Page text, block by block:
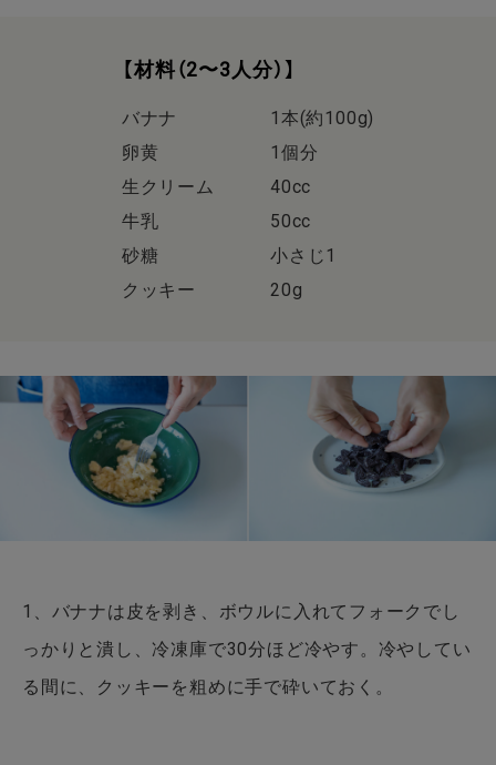
【材料（2〜3人分）】
バナナ 1本(約100g)
卵黄 1個分
生クリーム 40cc
牛乳 50cc
砂糖 小さじ1
クッキー 20g
1、バナナは皮を剥き、ボウルに入れてフォークでし
っかりと潰し、冷凍庫で30分ほど冷やす。冷やしてい
る間に、クッキーを粗めに手で砕いておく。